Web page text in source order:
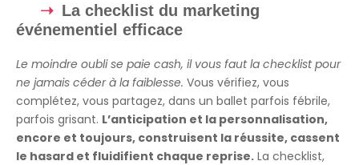
La checklist du marketing
événementiel efficace
Le moindre oubli se paie cash, il vous faut la checklist pour
ne jamais céder à la faiblesse. Vous vérifiez, vous
complétez, vous partagez, dans un ballet parfois fébrile,
parfois grisant. L’anticipation et la personnalisation,
encore et toujours, construisent la réussite, cassent
le hasard et fluidifient chaque reprise. La checklist,